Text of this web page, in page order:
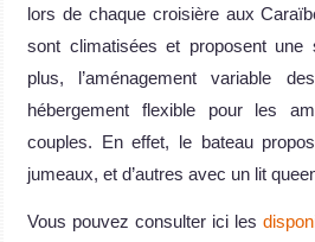
lors de chaque croisière aux
sont climatisées et proposent
plus, l’aménagement variable
hébergement flexible pour les
couples. En effet, le bateau
jumeaux, et d’autres avec un lit
Vous pouvez consulter ici les